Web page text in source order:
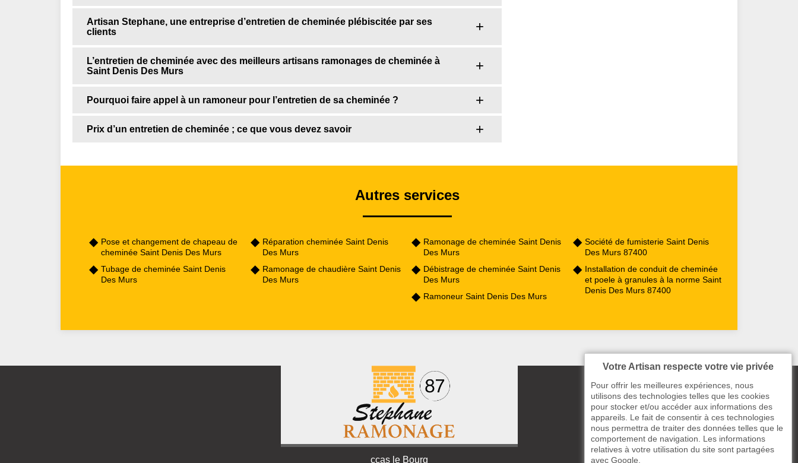
Artisan Stephane, une entreprise d’entretien de cheminée plébiscitée par ses
clients
L’entretien de cheminée avec des meilleurs artisans ramonages de cheminée à
Saint Denis Des Murs
Pourquoi faire appel à un ramoneur pour l’entretien de sa cheminée ?
Prix d’un entretien de cheminée ; ce que vous devez savoir
Autres services
Pose et changement de chapeau de
cheminée Saint Denis Des Murs
Tubage de cheminée Saint Denis
Des Murs
Réparation cheminée Saint Denis
Des Murs
Ramonage de chaudière Saint Denis
Des Murs
Ramonage de cheminée Saint Denis
Des Murs
Débistrage de cheminée Saint Denis
Des Murs
Ramoneur Saint Denis Des Murs
Société de fumisterie Saint Denis
Des Murs 87400
Installation de conduit de cheminée
et poele à granules à la norme Saint
Denis Des Murs 87400
ccas le Bourg
Votre Artisan respecte votre vie privée
Pour offrir les meilleures expériences, nous
utilisons des technologies telles que les cookies
pour stocker et/ou accéder aux informations des
appareils. Le fait de consentir à ces technologies
nous permettra de traiter des données telles que le
comportement de navigation. Les informations
relatives à votre utilisation du site sont partagées
avec Google.